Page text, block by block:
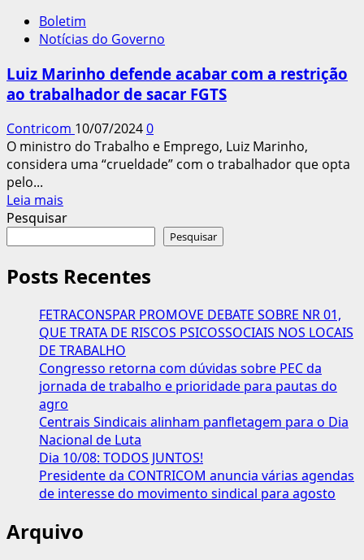
DO
MPT
CONTABILISTAS
Boletim
Notícias do Governo
Luiz Marinho defende acabar com a restrição
ao trabalhador de sacar FGTS
Contricom 10/07/20240
O ministro do Trabalho e Emprego, Luiz Marinho,
considera uma “crueldade” com o trabalhador que opta
pelo...
Leia mais
mais
Marinho
defende
acabar
com
a
restrição
ao
trabalhador
de
sacar
FGTS
Pesquisar
Pesquisar
Posts Recentes
FETRACONSPAR PROMOVE DEBATE SOBRE NR 01,
QUE TRATA DE RISCOS PSICOSSOCIAIS NOS LOCAIS
DE TRABALHO
Congresso retorna com dúvidas sobre PEC da
jornada de trabalho e prioridade para pautas do
agro
Centrais Sindicais alinham panfletagem para o Dia
Nacional de Luta
Dia 10/08: TODOS JUNTOS!
Presidente da CONTRICOM anuncia várias agendas
de interesse do movimento sindical para agosto
Arquivo